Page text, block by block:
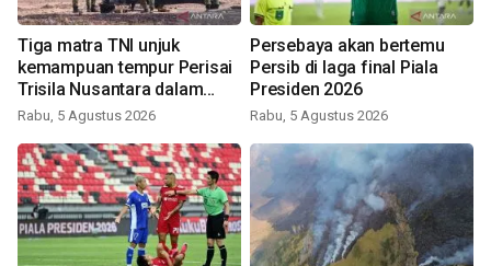
Tiga matra TNI unjuk
kemampuan tempur Perisai
Trisila Nusantara dalam
latihan di Kepri
Rabu, 5 Agustus 2026
Persebaya akan bertemu
Persib di laga final Piala
Presiden 2026
Rabu, 5 Agustus 2026